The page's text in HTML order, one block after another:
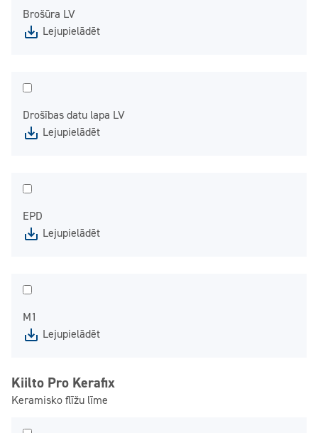
Brošūra LV
Lejupielādēt
Drošības datu lapa LV
Lejupielādēt
EPD
Lejupielādēt
M1
Lejupielādēt
Kiilto Pro Kerafix
Keramisko flīžu līme